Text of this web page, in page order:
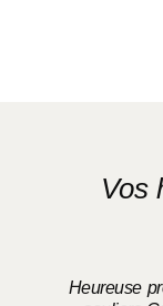
Vos
Heureuse